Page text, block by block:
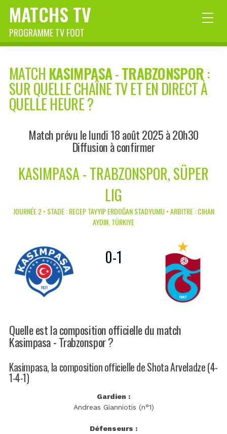
MATCHS TV
PROGRAMME TV FOOT
MATCH KASIMPASA-TRABZONSPOR:
SUR QUELLE CHAÎNE TV ET EN DIRECT À
QUELLE HEURE ?
Match prévu le lundi 18 août 2025 à 20h30
Diffusion à confirmer
KASIMPASA - TRABZONSPOR, SÜPER
LIG
JOURNÉE 2 • STADE : RECEP TAYYIP ERDOĞAN STADYUMU • ARBITRE : CIHAN
AYDIN, TÜRKIYE
0-1
Quelle est la composition officielle du match
Kasimpasa - Trabzonspor ?
Kasimpasa, la composition officielle de Shota Arveladze (4-
1-4-1)
Gardien :
Andreas Gianniotis (n°1)
Défenseurs :